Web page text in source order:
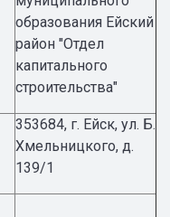
образования Ейский
район "Отдел
капитального
строительства"
353684, г. Ейск, ул. Б.
Хмельницкого, д.
139/1